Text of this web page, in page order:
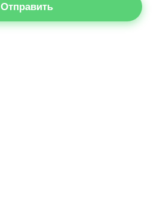
Отправить